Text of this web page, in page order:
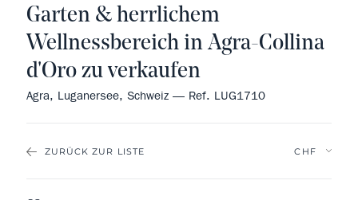
ZURÜCK ZUR LISTE
Garten & herrlichem
Wellnessbereich in Agra-Collina
d'Oro zu verkaufen
Agra, Luganersee, Schweiz — Ref. LUG1710